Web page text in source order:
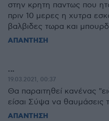
στην κρητη παντως που
πριν 10 μερες η χυτρα
βαλβιδες τωρα και
ΑΠΑΝΤΗΣΗ
...
19.03.2021, 00:37
Θα παραιτηθεί κανένας
είσαι Σύψα να θαυμάσεις
ΑΠΑΝΤΗΣΗ